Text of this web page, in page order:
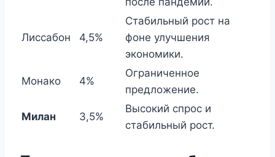
Лиссабон 4,5%
Стабильный рост на
фоне улучшения
экономики.
Монако 4%
Ограниченное
предложение.
Милан 3,5%
Высокий спрос и
стабильный рост.